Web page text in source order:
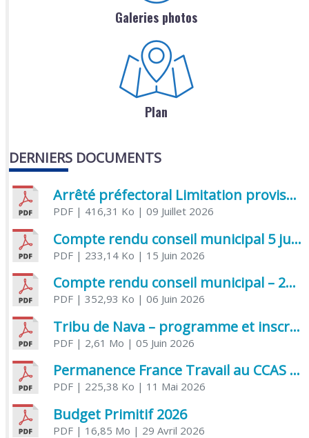
Galeries photos
Plan
DERNIERS DOCUMENTS
Arrêté préfectoral Limitation provisoire des usages de l’eau
PDF| 416,31 Ko | 09 Juillet 2026
Compte rendu conseil municipal 5 juin 2026 sénatoriale
PDF| 233,14 Ko | 15 Juin 2026
Compte rendu conseil municipal – 21 avril 2026
PDF| 352,93 Ko | 06 Juin 2026
Tribu de Nava – programme et inscriptions été 2026
PDF| 2,61 Mo | 05 Juin 2026
Permanence France Travail au CCAS de Saujon Juin 2026
PDF| 225,38 Ko | 11 Mai 2026
Budget Primitif 2026
PDF| 16,85 Mo | 29 Avril 2026